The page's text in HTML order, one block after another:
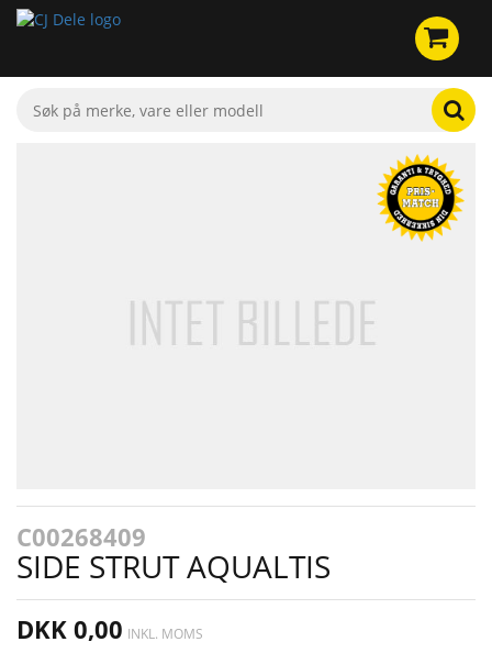
C00268409
SIDE STRUT AQUALTIS
DKK 0,00 INKL. MOMS